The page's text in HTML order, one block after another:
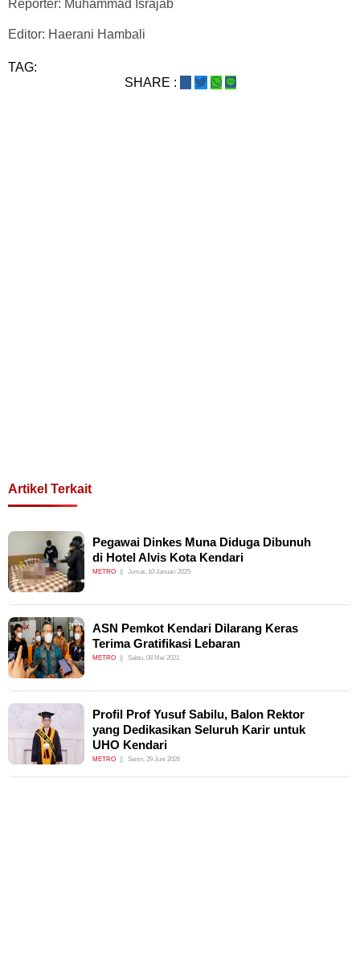
Reporter: Muhammad Israjab
Editor: Haerani Hambali
TAG:
SHARE :
Artikel Terkait
Pegawai Dinkes Muna Diduga Dibunuh
di Hotel Alvis Kota Kendari
METRO Jumat, 10 Januari 2025
ASN Pemkot Kendari Dilarang Keras
Terima Gratifikasi Lebaran
METRO Sabtu, 08 Mei 2021
Profil Prof Yusuf Sabilu, Balon Rektor
yang Dedikasikan Seluruh Karir untuk
UHO Kendari
METRO Senin, 29 Juni 2026